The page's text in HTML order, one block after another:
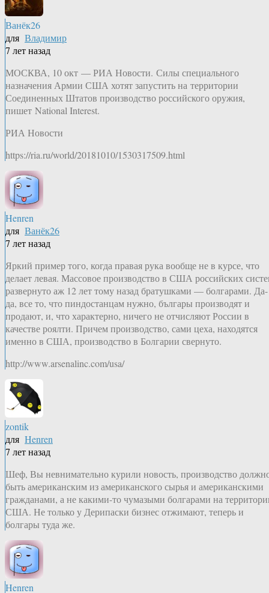
Ванёк26
для Владимир
7 лет назад
МОСКВА, 10 окт — РИА Новости. Силы специального
назначения Армии США хотят запустить на территории
Соединенных Штатов производство российского оружия,
пишет National Interest.
РИА Новости
https://ria.ru/world/20181010/1530317509.html
Henren
для Ванёк26
7 лет назад
Яркий пример того, когда правая рука вообще не в курсе, что
делает левая. Массовое производство в США российских
развернуто аж 12 лет тому назад братушками — болгарами. Да-
да, все то, что пиндостанцам нужно, българы производят и
продают, и, что характерно, ничего не отчисляют России в
качестве роялти. Причем производство, сами цеха, находятся
именно в США, производство в Болгарии свернуто.
http://www.arsenalinc.com/usa/
zontik
для Henren
7 лет назад
Шеф, Вы невнимательно курили новость, производство
быть американским из американского сырья и американскими
гражданами, а не какими-то чумазыми болгарами на
США. Не только у Дерипаски бизнес отжимают, теперь и
болгары туда же.
Henren